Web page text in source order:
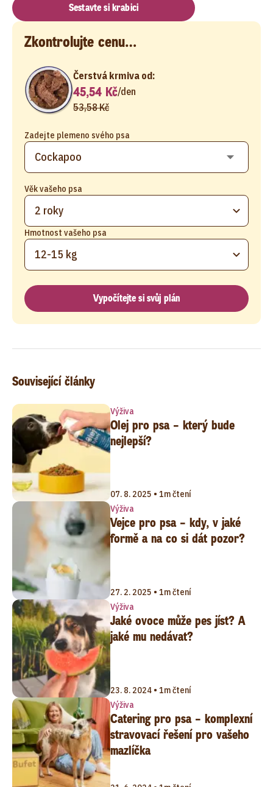
Sestavte si krabici
Zkontrolujte cenu…
Zadejte plemeno svého psa
Věk vašeho psa
2 roky
Hmotnost vašeho psa
12-15 kg
Čerstvá krmiva od:
45,54 Kč/den
53,58 Kč
Vypočítejte si svůj plán
Související články
Výživa
Olej pro psa – který bude
nejlepší?
07. 8. 2025 • 1m čtení
Výživa
Vejce pro psa – kdy, v jaké
formě a na co si dát pozor?
27. 2. 2025 • 1m čtení
Výživa
Jaké ovoce může pes jíst? A
jaké mu nedávat?
23. 8. 2024 • 1m čtení
Výživa
Catering pro psa – komplexní
stravovací řešení pro vašeho
mazlíčka